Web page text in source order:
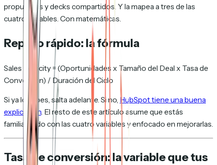
propuestas y decks compartidos. Y la mapea a tres de las
cuatro variables. Con matemáticas.
Repaso rápido: la fórmula
Sales Velocity = (Oportunidades x Tamaño del Deal x Tasa de
Conversión) / Duración del Ciclo
Si ya lo sabes, salta adelante. Si no, HubSpot tiene una buena
explicación. El resto de este artículo asume que estás
familiarizado con las cuatro variables y enfocado en mejorarlas.
Tasa de conversión: la variable que tus